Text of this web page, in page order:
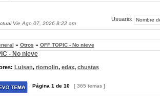
Vie Ago 07, 2026 8:22 am
Usuario:
» Otros » OFF TOPIC - No nieve
- No nieve
Luisan, riomolin, edax, chustas
Página 1 de 10 [ 365 temas ]